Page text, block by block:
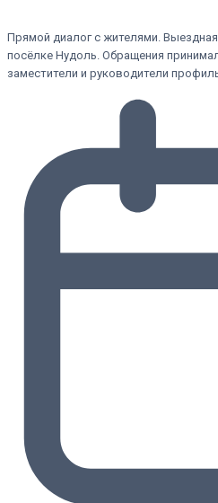
Прямой диалог с жителями.
посёлке Нудоль. Обращения
заместители и руководители